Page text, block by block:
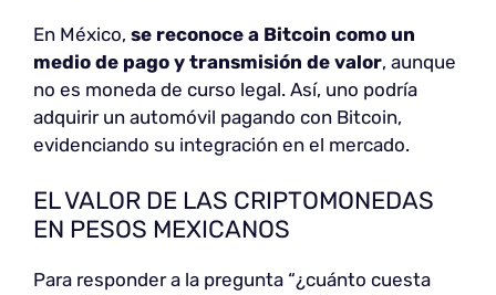
En México, se reconoce a Bitcoin como un
medio de pago y transmisión de valor, aunque
no es moneda de curso legal. Así, uno podría
adquirir un automóvil pagando con Bitcoin,
evidenciando su integración en el mercado.
EL VALOR DE LAS CRIPTOMONEDAS
EN PESOS MEXICANOS
Para responder a la pregunta “¿cuánto cuesta